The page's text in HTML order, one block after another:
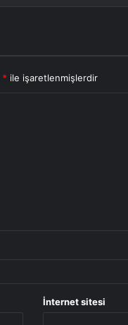
* ile işaretlenmişlerdir
İnternet sitesi